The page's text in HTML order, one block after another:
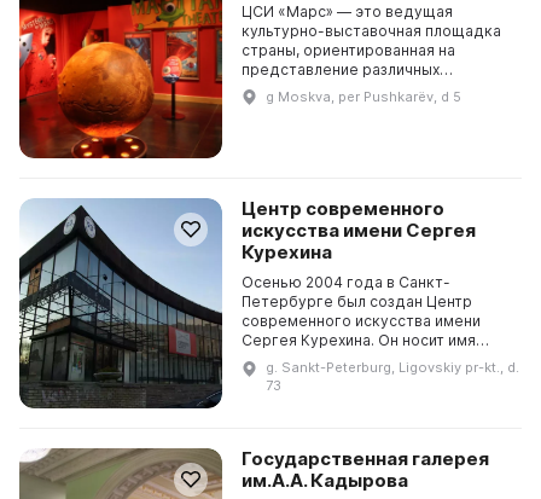
ЦСИ «Марс» — это ведущая
культурно-выставочная площадка
страны, ориентированная на
представление различных
проектов с применением новых
технологий. Здесь проводятся
g Moskva, per Pushkarëv, d 5
Центр современного
искусства имени Сергея
Курехина
Осенью 2004 года в Санкт-
Петербурге был создан Центр
современного искусства имени
Сергея Курехина. Он носит имя
известного музыканта и
композитора XX века. Центр
g. Sankt-Peterburg, Ligovskiy pr-kt., d.
73
Государственная галерея
им.А.А. Кадырова